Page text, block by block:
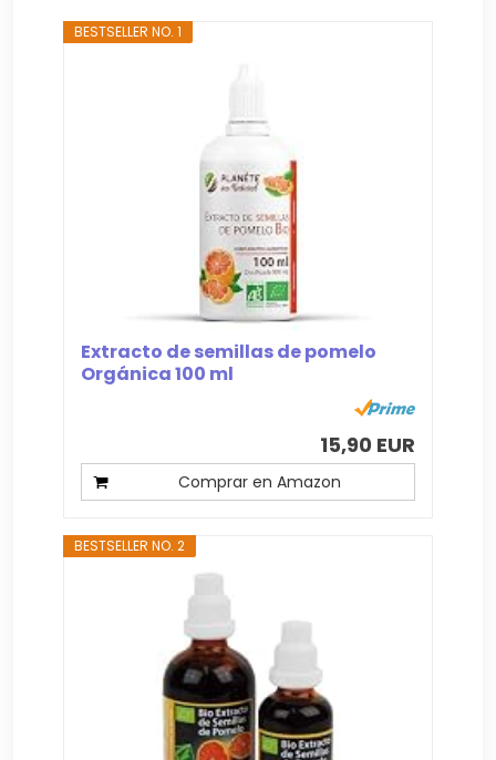
BESTSELLER NO. 1
Extracto de semillas de pomelo
Orgánica 100 ml
15,90 EUR
Comprar en Amazon
BESTSELLER NO. 2